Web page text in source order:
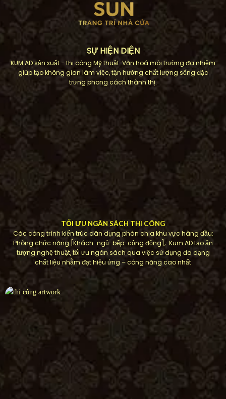
SỰ HIỆN DIỆN
KUM AD sản xuất - thi công Mỹ thuật. Văn hoá môi trường đa nhiệm
giúp tạo không gian làm việc, tận hưởng chất lượng sống đặc
trưng phong cách thành thị.
TỐI ƯU NGÂN SÁCH THI CÔNG
Các công trình kiến ​​trúc dân dụng phân chia khu vực hàng đầu:
Phòng chức năng [Khách-ngủ-bếp-cộng đồng];…Kum AD tạo ấn
tượng nghệ thuật, tối ưu ngân sách qua việc sử dụng đa dạng
chất liệu nhằm đạt hiệu ứng – công năng cao nhất